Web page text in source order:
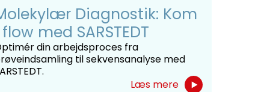
Diagnostik: Kom
med SARSTEDT
din arbejdsproces fra
til sekvensanalyse med
Læs mere